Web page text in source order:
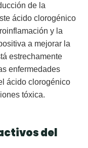
de la
ácido clorogénico
y la
a mejorar la
estrechamente
enfermedades
ácido clorogénico
tóxica.
del